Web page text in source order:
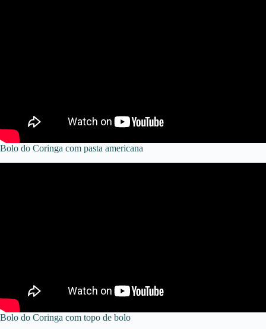
Bolo do Coringa com pasta americana
Bolo do Coringa com topo de bolo